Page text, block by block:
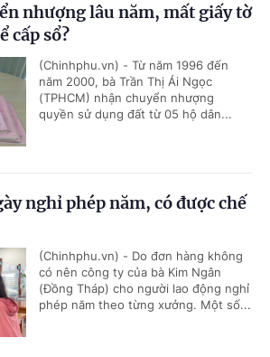
nhượng lâu năm, mất giấy tờ
cấp sổ?
(Chinhphu.vn) - Từ năm 1996 đến
năm 2000, bà Trần Thị Ái Ngọc
(TPHCM) nhận chuyển nhượng
quyền sử dụng đất từ 05 hộ dân...
nghỉ phép năm, có được chế
(Chinhphu.vn) - Do đơn hàng không
có nên công ty của bà Kim Ngân
(Đồng Tháp) cho người lao động nghỉ
phép năm theo từng xưởng. Một số...